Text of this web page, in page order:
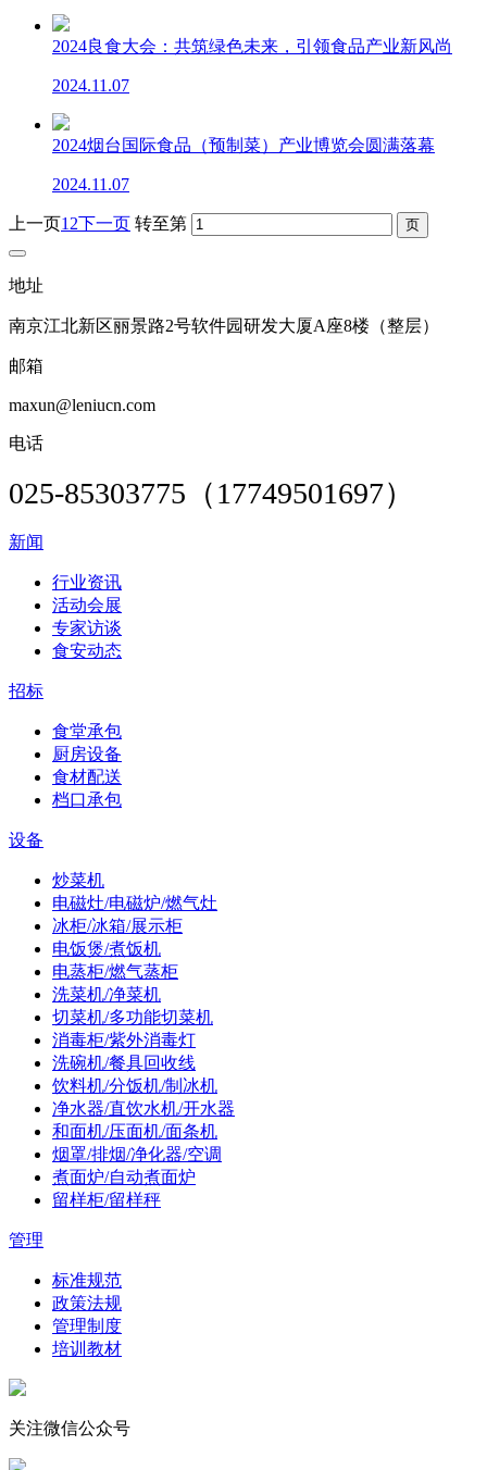
2024良食大会：共筑绿色未来，引领食品产业新风尚
2024.11.07
2024烟台国际食品（预制菜）产业博览会圆满落幕
2024.11.07
上一页1 2下一页 转至第
地址
南京江北新区丽景路2号软件园研发大厦A座8楼（整层）
邮箱
maxun@leniucn.com
电话
025-85303775（17749501697）
新闻
行业资讯
活动会展
专家访谈
食安动态
招标
食堂承包
厨房设备
食材配送
档口承包
设备
炒菜机
电磁灶/电磁炉/燃气灶
冰柜/冰箱/展示柜
电饭煲/煮饭机
电蒸柜/燃气蒸柜
洗菜机/净菜机
切菜机/多功能切菜机
消毒柜/紫外消毒灯
洗碗机/餐具回收线
饮料机/分饭机/制冰机
净水器/直饮水机/开水器
和面机/压面机/面条机
烟罩/排烟/净化器/空调
煮面炉/自动煮面炉
留样柜/留样秤
管理
标准规范
政策法规
管理制度
培训教材
关注微信公众号